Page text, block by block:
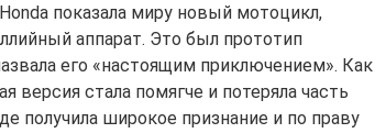
показала миру новый мотоцикл,
аппарат. Это был прототип
его «настоящим приключением». Как
версия стала помягче и потеряла часть
получила широкое признание и по праву